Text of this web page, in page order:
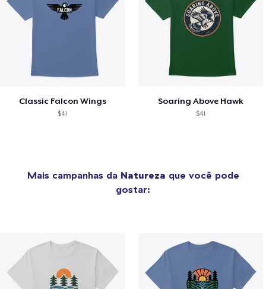
Classic Falcon Wings
$41
Soaring Above Hawk
$41
Mais campanhas da Natureza que você pode
gostar: